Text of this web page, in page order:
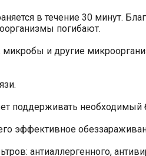
в течение 30 минут.
погибают.
микробы и другие
поддерживать необходимый
эффективное
антиаллергенного,